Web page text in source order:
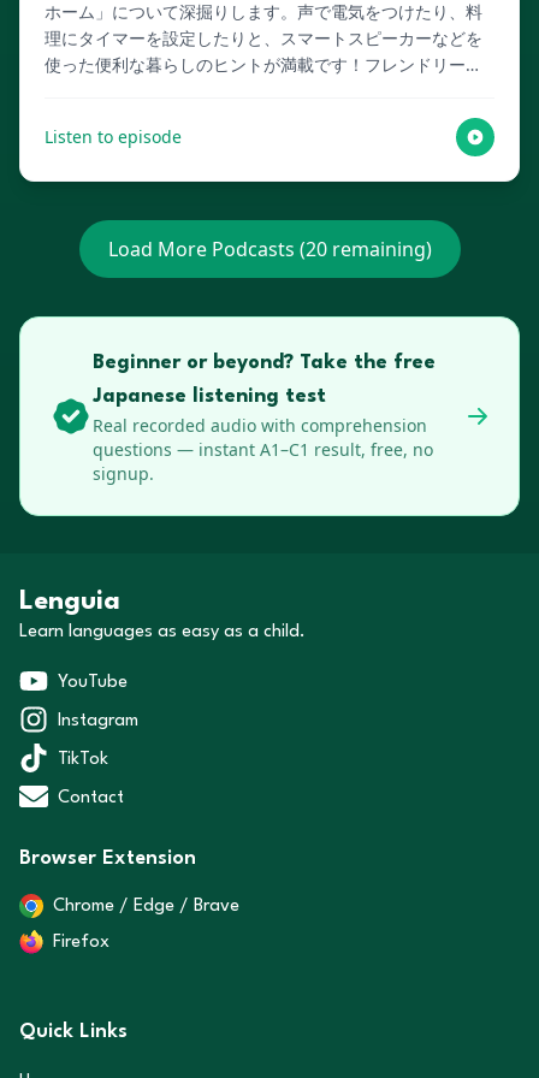
ホーム」について深掘りします。声で電気をつけたり、料
理にタイマーを設定したりと、スマートスピーカーなどを
使った便利な暮らしのヒントが満載です！フレンドリーな
より豊かにするアイデアを見つけましょう！Lenguia.com
でスクリプト全文やマルチメディアフラッシュカードな
Listen to episode
Load More Podcasts (20remaining)
Beginner or beyond? Take the free
Japanese listening test
Real recorded audio with comprehension
questions — instant A1–C1 result, free, no
signup.
Lenguia
Learn languages as easy as a child.
YouTube
Instagram
TikTok
Contact
Browser Extension
Chrome / Edge / Brave
Firefox
Quick Links